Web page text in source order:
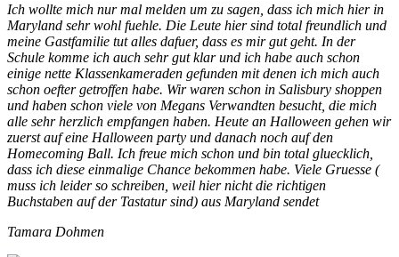
Ich wollte mich nur mal melden um zu sagen, dass ich mich hier in
Maryland sehr wohl fuehle. Die Leute hier sind total freundlich und
meine Gastfamilie tut alles dafuer, dass es mir gut geht. In der
Schule komme ich auch sehr gut klar und ich habe auch schon
einige nette Klassenkameraden gefunden mit denen ich mich auch
schon oefter getroffen habe. Wir waren schon in Salisbury shoppen
und haben schon viele von Megans Verwandten besucht, die mich
alle sehr herzlich empfangen haben. Heute an Halloween gehen wir
zuerst auf eine Halloween party und danach noch auf den
Homecoming Ball. Ich freue mich schon und bin total gluecklich,
dass ich diese einmalige Chance bekommen habe. Viele Gruesse (
muss ich leider so schreiben, weil hier nicht die richtigen
Buchstaben auf der Tastatur sind) aus Maryland sendet
Tamara Dohmen